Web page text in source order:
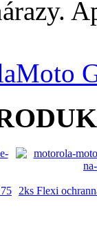
Moto
2ks Flexi